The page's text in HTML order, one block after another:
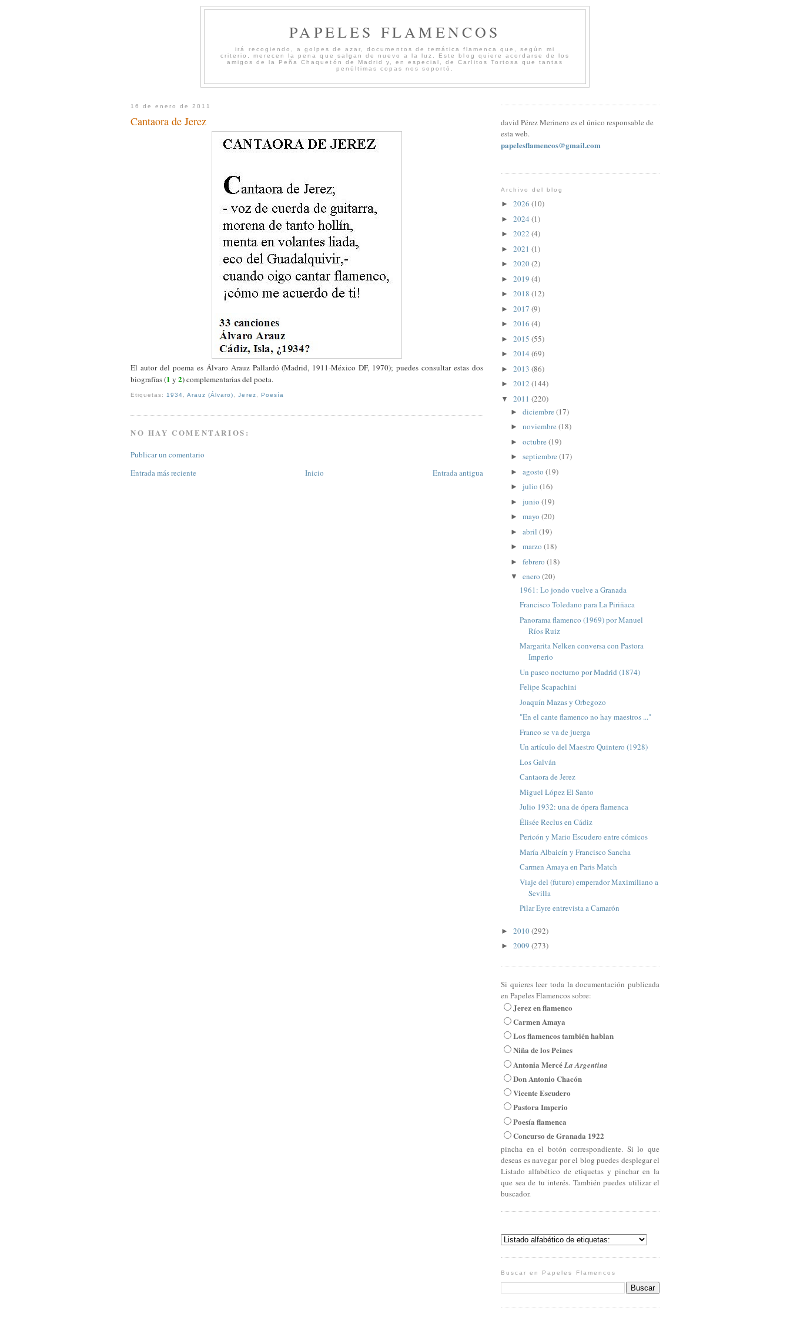
PAPELES FLAMENCOS
irá recogiendo, a golpes de azar, documentos de temática flamenca que, según mi
criterio, merecen la pena que salgan de nuevo a la luz. Este blog quiere acordarse de los
amigos de la Peña Chaquetón de Madrid y, en especial, de Carlitos Tortosa que tantas
penúltimas copas nos soportó.
16 de enero de 2011
Cantaora de Jerez
El autor del poema es Álvaro Arauz Pallardó (Madrid, 1911-México DF, 1970); puedes consultar estas dos
biografías (1 y 2) complementarias del poeta.
Etiquetas: 1934 ,Arauz (Álvaro) ,Jerez Poesía
NO HAY COMENTARIOS:
Publicar un comentario
Entrada más reciente
Entrada antigua
Inicio
david Pérez Merinero es el único responsable de
esta web.
papelesflamencos@gmail.com
Archivo del blog
► 2026 (10)
► 2024 (1)
► 2022 (4)
► 2021 (1)
► 2020(2)
► 2019 (4)
► 2018 (12)
► 2017 (9)
► 2016 (4)
► 2015 (55)
► 2014 (69)
► 2013 (86)
► 2012 (144)
▼ 2011 (220)
► diciembre (17)
► noviembre (18)
► octubre (19)
► septiembre (17)
► agosto (19)
► julio (16)
► junio (19)
► mayo (20)
► abril (19)
► marzo (18)
► febrero (18)
▼ enero (20)
1961: Lo jondo vuelve a Granada
Francisco Toledano para La Piriñaca
Panorama flamenco (1969) por Manuel
Ríos Ruiz
Margarita Nelken conversa con Pastora
Imperio
Un paseo nocturno por Madrid (1874)
Felipe Scapachini
Joaquín Mazas y Orbegozo
"En el cante flamenco no hay maestros ..."
Franco se va de juerga
Un artículo del Maestro Quintero (1928)
Los Galván
Cantaora de Jerez
Miguel López El Santo
Julio 1932: una de ópera flamenca
Élisée Reclus en Cádiz
Pericón y Mario Escudero entre cómicos
María Albaicín y Francisco Sancha
Carmen Amaya en Paris Match
Viaje del (futuro) emperador Maximiliano a
Sevilla
Pilar Eyre entrevista a Camarón
► 2010(292)
► 2009 (273)
Si quieres leer toda la documentación publicada
en Papeles Flamencos sobre:
Jerez en flamenco
Carmen Amaya
Los flamencos también hablan
Niña de los Peines
Antonia MercéLa Argentina
Don Antonio Chacón
Vicente Escudero
Pastora Imperio
Poesía flamenca
Concurso de Granada 1922
pincha en el botón correspondiente. Si lo que
deseas es navegar por el blog puedes desplegar el
Listado alfabético de etiquetas y pinchar en la
que sea de tu interés. También puedes utilizar el
buscador.
Buscar en Papeles Flamencos